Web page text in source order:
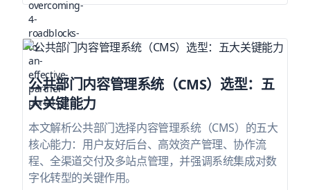
公共部门内容管理系统（CMS）选型：五
大关键能力
本文解析公共部门选择内容管理系统（CMS）的五大
核心能力：用户友好后台、高效资产管理、协作流
程、全渠道交付及多站点管理，并强调系统集成对数
字化转型的关键作用。